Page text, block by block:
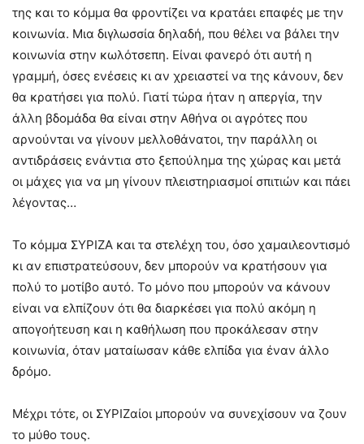
της και το κόμμα θα φροντίζει να κρατάει επαφές με την
κοινωνία. Μια διγλωσσία δηλαδή, που θέλει να βάλει την
κοινωνία στην κωλότσεπη. Είναι φανερό ότι αυτή η
γραμμή, όσες ενέσεις κι αν χρειαστεί να της κάνουν, δεν
θα κρατήσει για πολύ. Γιατί τώρα ήταν η απεργία, την
άλλη βδομάδα θα είναι στην Αθήνα οι αγρότες που
αρνούνται να γίνουν μελλοθάνατοι, την παράλλη οι
αντιδράσεις ενάντια στο ξεπούλημα της χώρας και μετά
οι μάχες για να μη γίνουν πλειστηριασμοί σπιτιών και πάει
λέγοντας…
Το κόμμα ΣΥΡΙΖΑ και τα στελέχη του, όσο χαμαιλεοντισμό
κι αν επιστρατεύσουν, δεν μπορούν να κρατήσουν για
πολύ το μοτίβο αυτό. Το μόνο που μπορούν να κάνουν
είναι να ελπίζουν ότι θα διαρκέσει για πολύ ακόμη η
απογοήτευση και η καθήλωση που προκάλεσαν στην
κοινωνία, όταν ματαίωσαν κάθε ελπίδα για έναν άλλο
δρόμο.
Μέχρι τότε, οι ΣΥΡΙΖαίοι μπορούν να συνεχίσουν να ζουν
το μύθο τους.